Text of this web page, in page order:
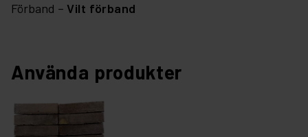
Förband – Vilt förband
Använda produkter